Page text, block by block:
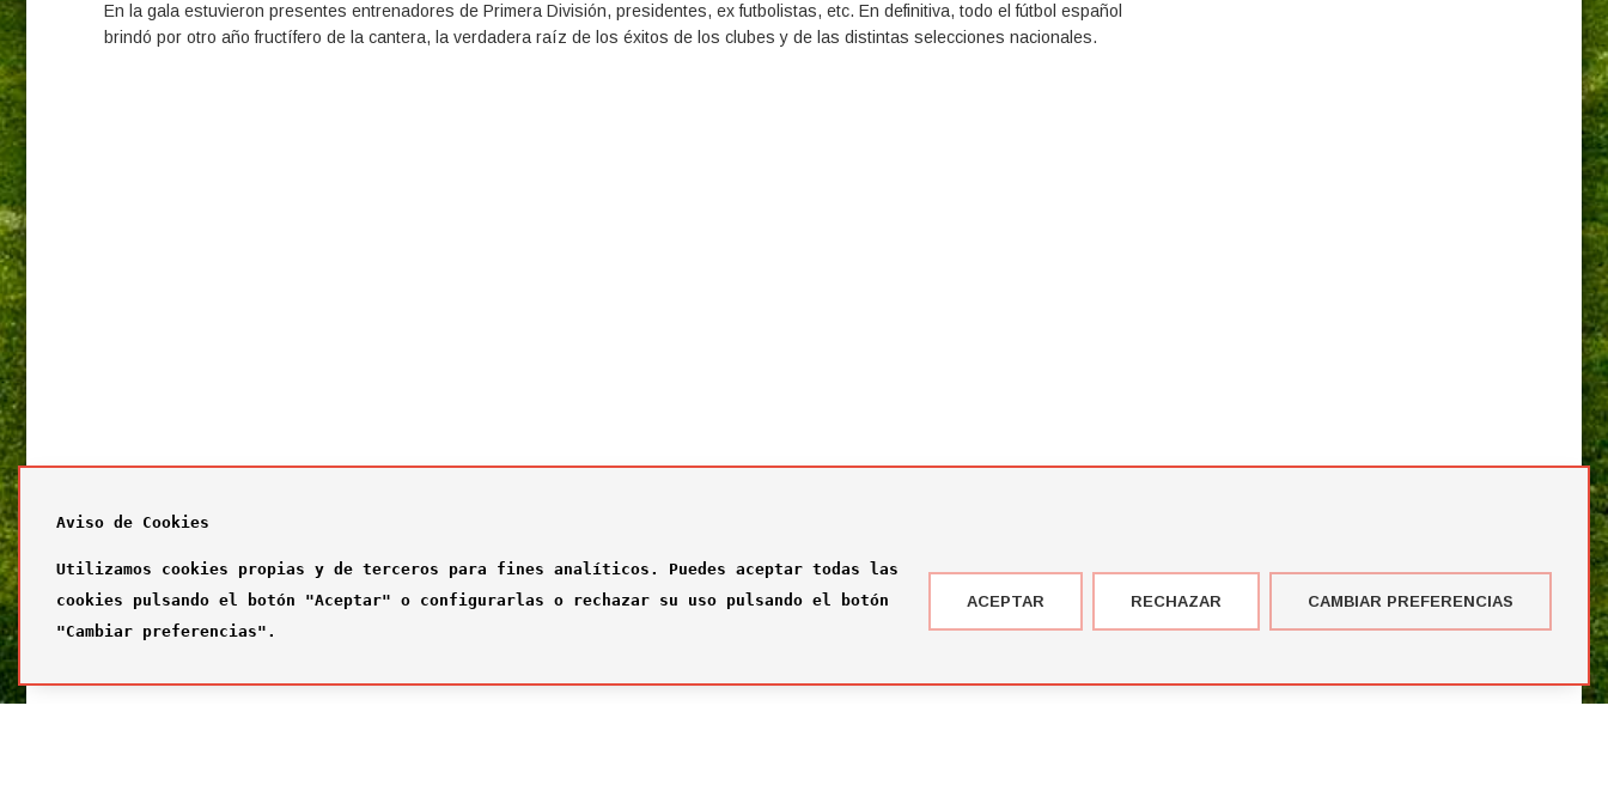
En la gala estuvieron presentes entrenadores de Primera División, presidentes, ex futbolistas, etc. En definitiva, todo el fútbol español
brindó por otro año fructífero de la cantera, la verdadera raíz de los éxitos de los clubes y de las distintas selecciones nacionales.
Aviso de Cookies
Utilizamos cookies propias y de terceros para fines analíticos. Puedes aceptar todas las
cookies pulsando el botón "Aceptar" o configurarlas o rechazar su uso pulsando el botón
"Cambiar preferencias".
ACEPTAR RECHAZAR CAMBIAR PREFERENCIAS